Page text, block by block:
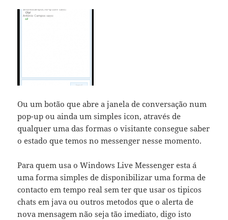
Ou um botão que abre a janela de conversação num
pop-up ou ainda um simples icon, através de
qualquer uma das formas o visitante consegue saber
o estado que temos no messenger nesse momento.
Para quem usa o Windows Live Messenger esta á
uma forma simples de disponibilizar uma forma de
contacto em tempo real sem ter que usar os tipicos
chats em java ou outros metodos que o alerta de
nova mensagem não seja tão imediato, digo isto